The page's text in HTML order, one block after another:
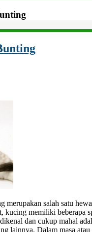
salah satu
kucing memiliki beberapa
dan cukup mahal
lainnya. Dalam masa